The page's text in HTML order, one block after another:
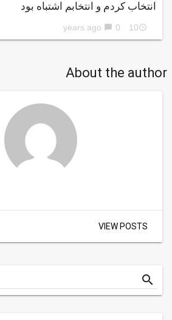
انتخاب کردم و انتخابم اشتباه بود
access_time
10 years ago
chat_bubble 0
About the author
VIEW POSTS
Search
for
search